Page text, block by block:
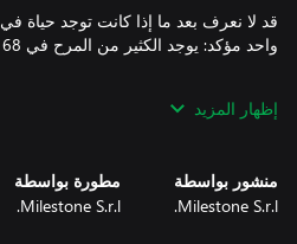
قد لا نعرف بعد ما إذا كانت توجد حياة
- الخلفية، أيقونة ملف التعريف، خلفية
إظهار المزيد
منشور بواسطة
Milestone S.r.l.
مطورة بواسطة
Milestone S.r.l.